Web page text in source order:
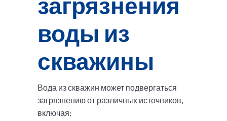
воды из
скважины
Вода из скважин может подвергаться
загрязнению от различных источников,
включая: